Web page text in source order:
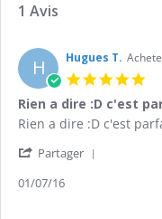
1 Avis
H Hugues T.
Rien a dire :D c'est
Review
Hugues
on
review
Rien
dire
Rien a dire :D c'est
Partager
01/07/16